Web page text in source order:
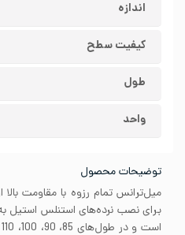
اندازه
کیفیت سطح
طول
واحد
توضیحات محصول
میل‌ترانس تمام رزوه با مقاومت